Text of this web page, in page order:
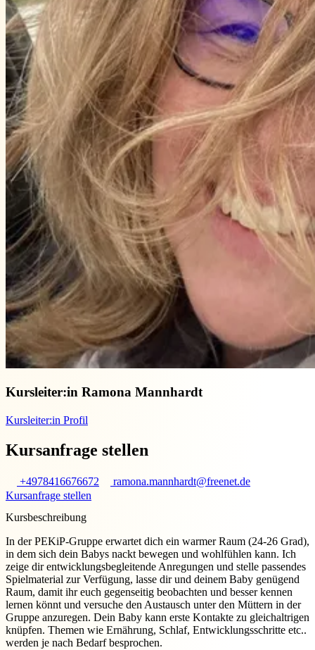
Kursleiter:in Ramona Mannhardt
Kursleiter:in Profil
Kursanfrage stellen
+4978416676672
ramona.mannhardt@freenet.de
Kursanfrage stellen
Kursbeschreibung
In der PEKiP-Gruppe erwartet dich ein warmer Raum (24-26 Grad),
in dem sich dein Babys nackt bewegen und wohlfühlen kann. Ich
zeige dir entwicklungsbegleitende Anregungen und stelle passendes
Spielmaterial zur Verfügung, lasse dir und deinem Baby genügend
Raum, damit ihr euch gegenseitig beobachten und besser kennen
lernen könnt und versuche den Austausch unter den Müttern in der
Gruppe anzuregen. Dein Baby kann erste Kontakte zu gleichaltrigen
knüpfen. Themen wie Ernährung, Schlaf, Entwicklungsschritte etc..
werden je nach Bedarf besprochen.